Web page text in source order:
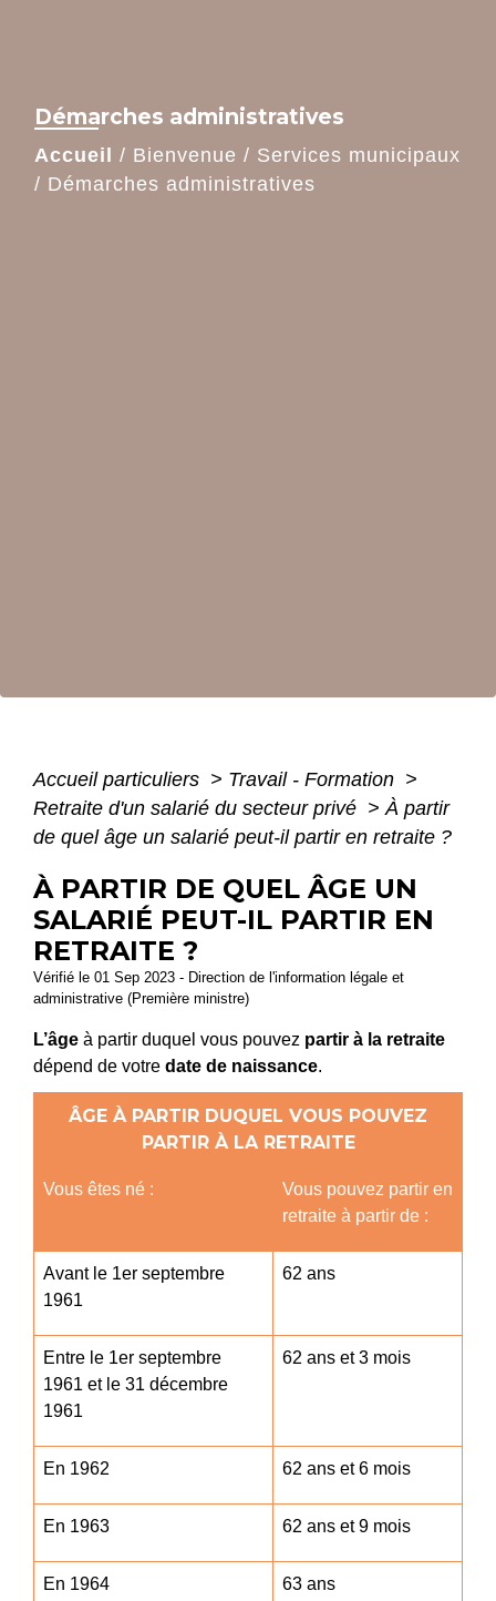
Démarches administratives
Accueil / Bienvenue / Services municipaux
/ Démarches administratives
Accueil particuliers > Travail - Formation >
Retraite d'un salarié du secteur privé > À partir
de quel âge un salarié peut-il partir en retraite ?
À PARTIR DE QUEL ÂGE UN
SALARIÉ PEUT-IL PARTIR EN
RETRAITE ?
Vérifié le 01 Sep 2023 - Direction de l'information légale et
administrative (Première ministre)
L’âge à partir duquel vous pouvez partir à la retraite
dépend de votre date de naissance.
ÂGE À PARTIR DUQUEL VOUS POUVEZ
PARTIR À LA RETRAITE
Vous êtes né :
Vous pouvez partir en
retraite à partir de :
Avant le 1er septembre
1961
62 ans
Entre le 1er septembre
1961 et le 31 décembre
1961
62 ans et 3 mois
En 1962 62 ans et 6 mois
En 1963 62 ans et 9 mois
En 1964 63 ans